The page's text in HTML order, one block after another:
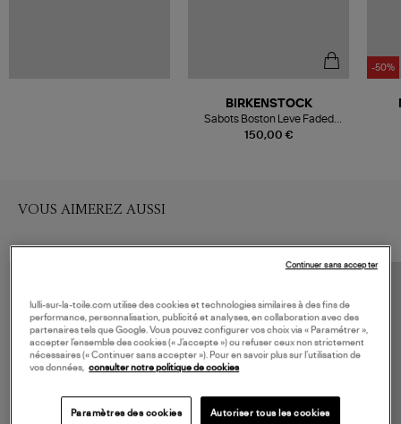
150,00 €
BIRKENSTOCK
Sabots Boston Leve Faded
Khaki
-50%
VOUS AIMEREZ AUSSI
lulli-sur-la-toile.com utilise des cookies et technologies similaires à des fins de
performance, personnalisation, publicité et analyses, en collaboration avec des
partenaires tels que Google. Vous pouvez configurer vos choix via « Paramétrer »,
accepter l’ensemble des cookies (« J’accepte ») ou refuser ceux non strictement
nécessaires (« Continuer sans accepter »). Pour en savoir plus sur l’utilisation de
vos données, consulter notre politique de cookies
Paramètres des cookies Autoriser tous les cookies
Continuer sans accepter